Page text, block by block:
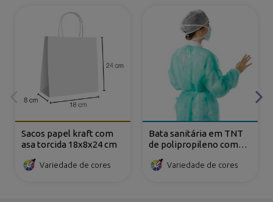
Sacos papel kraft com
asa torcida 18x8x24 cm
Variedade de cores
Bata sanitária em TNT
de polipropileno com
Variedade de cores